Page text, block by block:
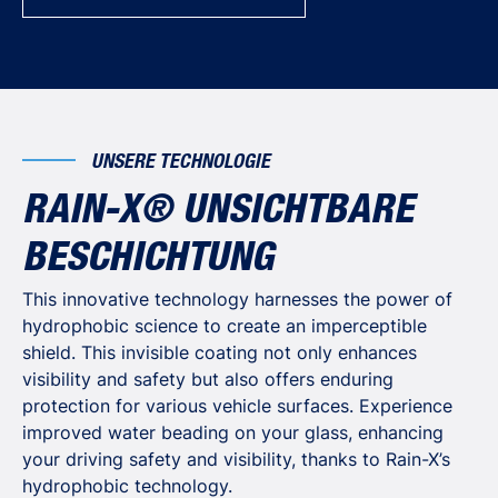
trockenen Tuch oder indem Sie Wasser auf die
Probieren Sie Rain-X® mit Regenabweiser auf
Glasduschtüren und Fensterscheiben zu Hause aus
und beobachten Sie den Abperleffekt bei Regen.
Verwenden Sie Rain-X® mit Regenabweiser nicht auf
Abdrücken oder sandgestrahlten Teilen oder auf
Duschtüren aus Plexiglas und Glasfaser.
Verwenden Sie Rain-X® mit Regenabweiser nicht auf
Kunststoffoberflächen, einschließlich
Motorradvisieren, ATVs und Sonnenkollektoren.
UNSERE TECHNOLOGIE
RAIN-X® UNSICHTBARE
BESCHICHTUNG
This innovative technology harnesses the power of
hydrophobic science to create an imperceptible
shield. This invisible coating not only enhances
visibility and safety but also offers enduring
protection for various vehicle surfaces. Experience
improved water beading on your glass, enhancing
your driving safety and visibility, thanks to Rain-X’s
hydrophobic technology.